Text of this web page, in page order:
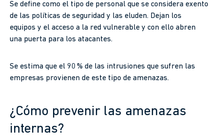
Se define como el tipo de personal que se considera exento
de las políticas de seguridad y las eluden. Dejan los
equipos y el acceso a la red vulnerable y con ello abren
una puerta para los atacantes.
Se estima que el 90 % de las intrusiones que sufren las
empresas provienen de este tipo de amenazas.
¿Cómo prevenir las amenazas
internas?